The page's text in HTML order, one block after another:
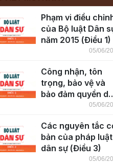
Phạm vi điều
của Bộ luật Dân
năm 2015 (Điều 1)
05/06/
Công nhận, tôn
trọng, bảo vệ và
bảo đảm quyền
05/06/
Các nguyên tắc
bản của pháp luật
dân sự (Điều 3)
05/06/